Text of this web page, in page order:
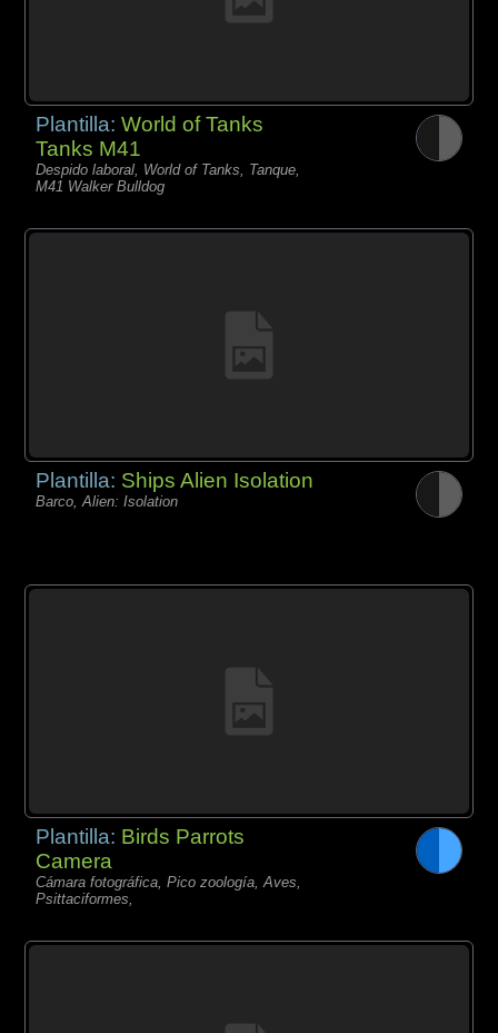
Plantilla:World of Tanks
Tanks M41
Despido laboral, World of Tanks, Tanque,
M41 Walker Bulldog
Plantilla: Ships Alien Isolation
Barco, Alien: Isolation
Plantilla: Birds Parrots
Camera
Cámara fotográfica, Pico zoología, Aves,
Psittaciformes,